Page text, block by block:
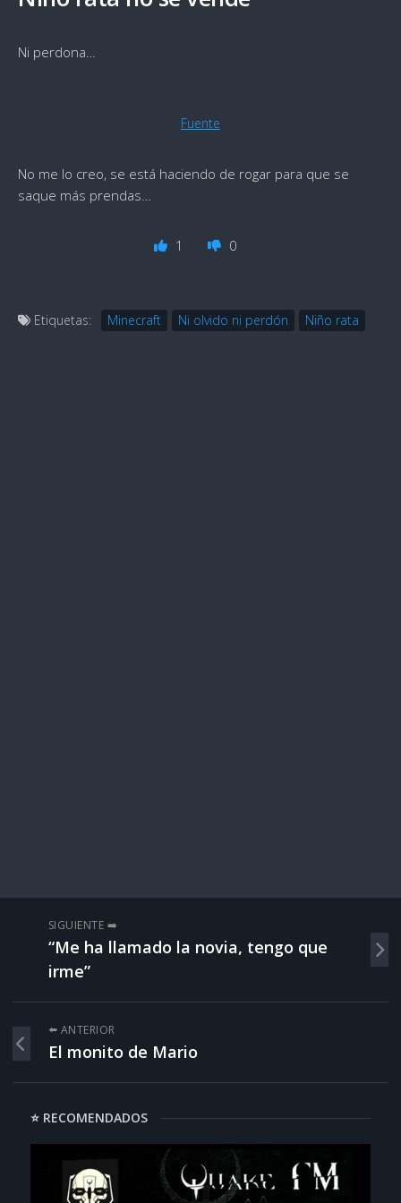
Ni perdona…
Fuente
No me lo creo, se está haciendo de rogar para que se
saque más prendas…
1 0
Etiquetas: Minecraft Ni olvido ni perdón Niño rata
SIGUIENTE ➡️
“Me ha llamado la novia, tengo que
irme”
⬅️ ANTERIOR
El monito de Mario
⭐ RECOMENDADOS